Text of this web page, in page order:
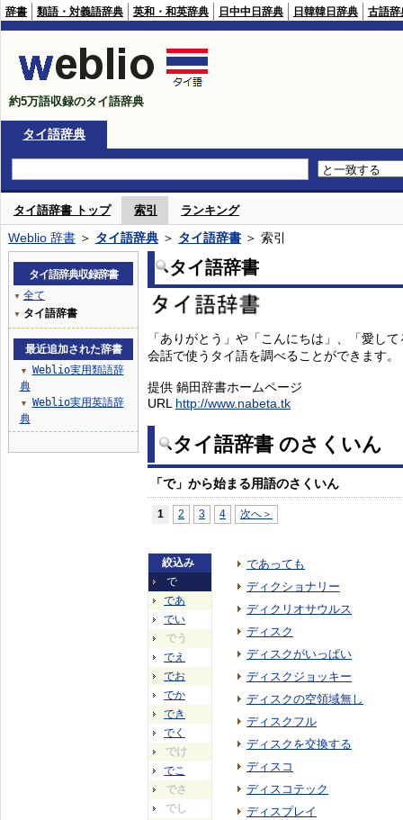
辞書 類語・対義語辞典 英和・和英辞典 日中中日辞典 日韓韓日辞典 古語辞
約5万語収録のタイ語辞典
タイ語辞典
タイ語辞書 トップ 索引 ランキング
Weblio 辞書 ＞ タイ語辞典 ＞ タイ語辞書 ＞ 索引
タイ語辞書
「ありがとう」や「こんにちは」、「愛し
会話で使うタイ語を調べることができます。
提供 鍋田辞書ホームページ
URL http://www.nabeta.tk
タイ語辞書 のさくいん
「で」から始まる用語のさくいん
1 2 3 4 次へ＞
絞込み
で
であ
でい
でう
でえ
でお
でか
でき
でく
でけ
でこ
でさ
でし
であっても
ディクショナリー
ディクリオサウルス
ディスク
ディスクがいっぱい
ディスクジョッキー
ディスクの空領域無し
ディスクフル
ディスクを交換する
ディスコ
ディスコテック
ディスプレイ
タイ語辞典収録辞書
▼ 全て
▼ タイ語辞書
最近追加された辞書
▼
Weblio実用類語辞
典
▼
Weblio実用英語辞
典